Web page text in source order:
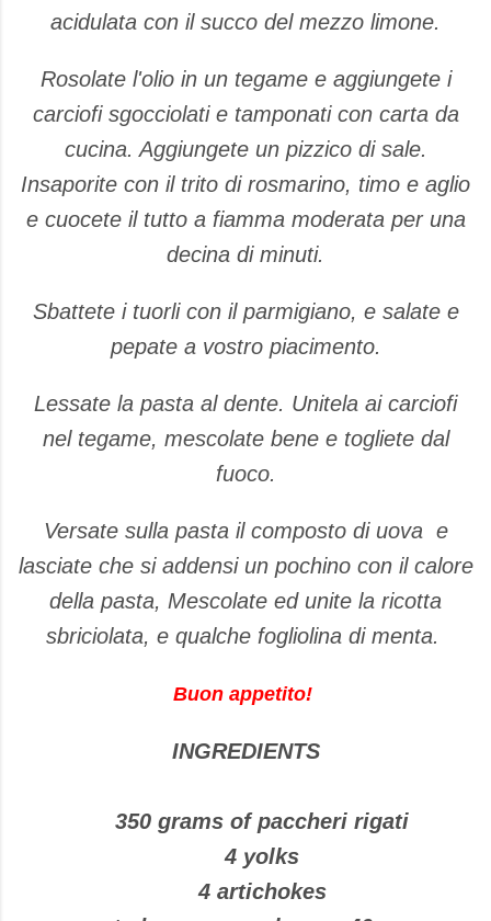
acidulata con il succo del mezzo limone.
Rosolate l'olio in un tegame e aggiungete i
carciofi sgocciolati e tamponati con carta da
cucina. Aggiungete un pizzico di sale.
Insaporite con il trito di rosmarino, timo e aglio
e cuocete il tutto a fiamma moderata per una
decina di minuti.
Sbattete i tuorli con il parmigiano, e salate e
pepate a vostro piacimento.
Lessate la pasta al dente. Unitela ai carciofi
nel tegame, mescolate bene e togliete dal
fuoco.
Versate sulla pasta il composto di uova e
lasciate che si addensi un pochino con il calore
della pasta, Mescolate ed unite la ricotta
sbriciolata, e qualche fogliolina di menta.
Buon appetito!
INGREDIENTS
350 grams of paccheri rigati
4 yolks
4 artichokes